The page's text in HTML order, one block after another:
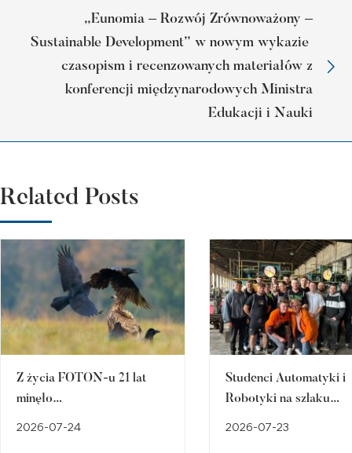
„Eunomia – Rozwój Zrównoważony –
Sustainable Development” w nowym wykazie
czasopism i recenzowanych materiałów z
konferencji międzynarodowych Ministra
Edukacji i Nauki
Related Posts
Z życia FOTON-u 21 lat
minęło…
2026-07-24
Studenci Automatyki i
Robotyki na szlaku
2026-07-23